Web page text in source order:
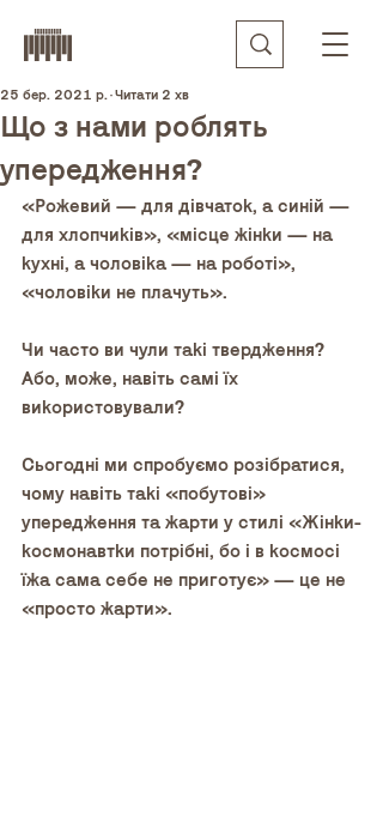
Що з нами роблять
упередження?
25 бер. 2021 р. Читати 2 хв
«Рожевий — для дівчаток, а синій —
для хлопчиків», «місце жінки — на
кухні, а чоловіка — на роботі»,
«чоловіки не плачуть».
Чи часто ви чули такі твердження?
Або, може, навіть самі їх
використовували?
Сьогодні ми спробуємо розібратися,
чому навіть такі «побутові»
упередження та жарти у стилі «Жінки-
космонавтки потрібні, бо і в космосі
їжа сама себе не приготує» — це не
«просто жарти».